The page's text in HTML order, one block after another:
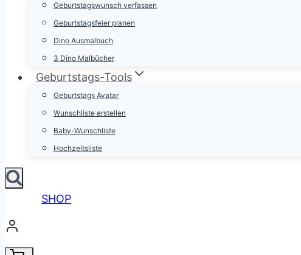
Geburtstagswunsch verfassen
Geburtstagsfeier planen
Dino Ausmalbuch
3 Dino Malbücher
Geburtstags-Tools
Geburtstags Avatar
Wunschliste erstellen
Baby-Wunschliste
Hochzeitsliste
SHOP